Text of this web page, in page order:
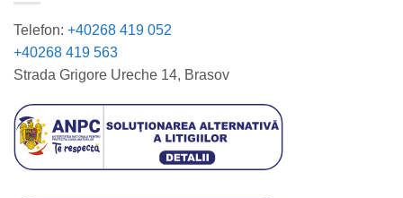
Telefon: +40268 419 052
+40268 419 563
Strada Grigore Ureche 14, Brasov